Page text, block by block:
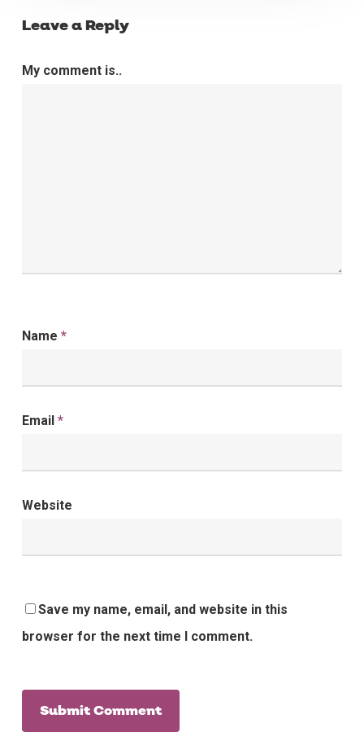
Leave a Reply
My comment is..
Name *
Email *
Website
Save my name, email, and website in this
browser for the next time I comment.